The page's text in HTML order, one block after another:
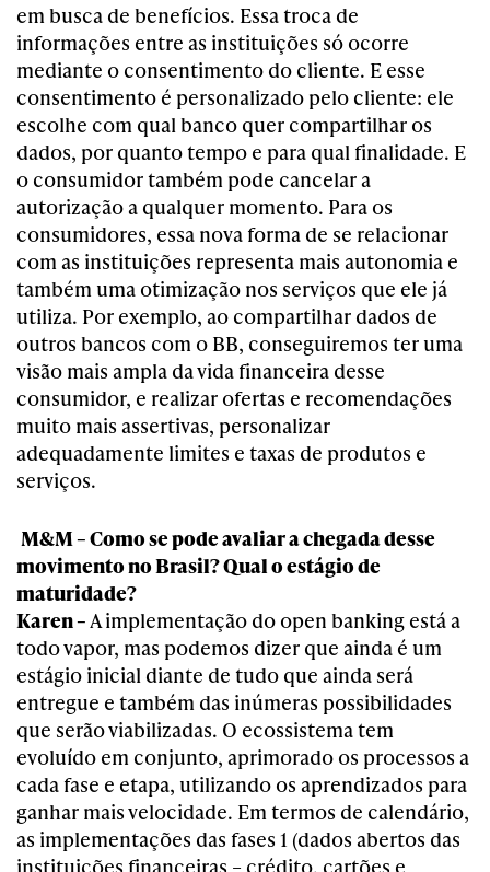
em busca de benefícios. Essa troca de
informações entre as instituições só ocorre
mediante o consentimento do cliente. E esse
consentimento é personalizado pelo cliente: ele
escolhe com qual banco quer compartilhar os
dados, por quanto tempo e para qual finalidade. E
o consumidor também pode cancelar a
autorização a qualquer momento. Para os
consumidores, essa nova forma de se relacionar
com as instituições representa mais autonomia e
também uma otimização nos serviços que ele já
utiliza. Por exemplo, ao compartilhar dados de
outros bancos com o BB, conseguiremos ter uma
visão mais ampla da vida financeira desse
consumidor, e realizar ofertas e recomendações
muito mais assertivas, personalizar
adequadamente limites e taxas de produtos e
serviços.
M&M – Como se pode avaliar a chegada desse
movimento no Brasil? Qual o estágio de
maturidade?
Karen –A implementação do open banking está a
todo vapor, mas podemos dizer que ainda é um
estágio inicial diante de tudo que ainda será
entregue e também das inúmeras possibilidades
que serão viabilizadas. O ecossistema tem
evoluído em conjunto, aprimorado os processos a
cada fase e etapa, utilizando os aprendizados para
ganhar mais velocidade. Em termos de calendário,
as implementações das fases 1 (dados abertos das
instituições financeiras – crédito, cartões e